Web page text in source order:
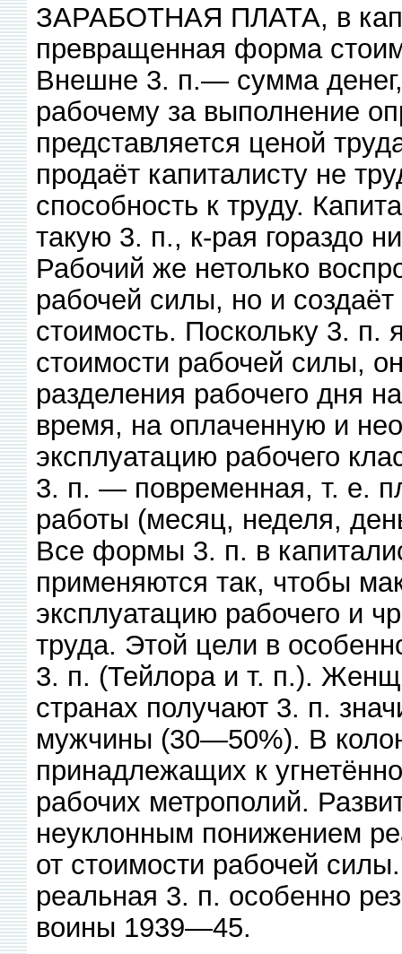
ЗАРАБОТНАЯ ПЛАТА, в
превращенная форма
Внешне 3. п.— сумма денег,
рабочему за выполнение
представляется ценой
продаёт капиталисту не
способность к труду.
такую 3. п., к-рая гораздо
Рабочий же нетолько
рабочей силы, но и
стоимость. Поскольку 3.
стоимости рабочей силы,
разделения рабочего дня
время, на оплаченную и
эксплуатацию рабочего
3. п. — повременная, т. е.
работы (месяц, неделя,
Все формы 3. п. в
применяются так, чтобы
эксплуатацию рабочего и
труда. Этой цели в
3. п. (Тейлора и т. п.).
странах получают 3. п.
мужчины (30—50%). В
принадлежащих к
рабочих метрополий.
неуклонным понижением
от стоимости рабочей
реальная 3. п. особенно
воины 1939—45.